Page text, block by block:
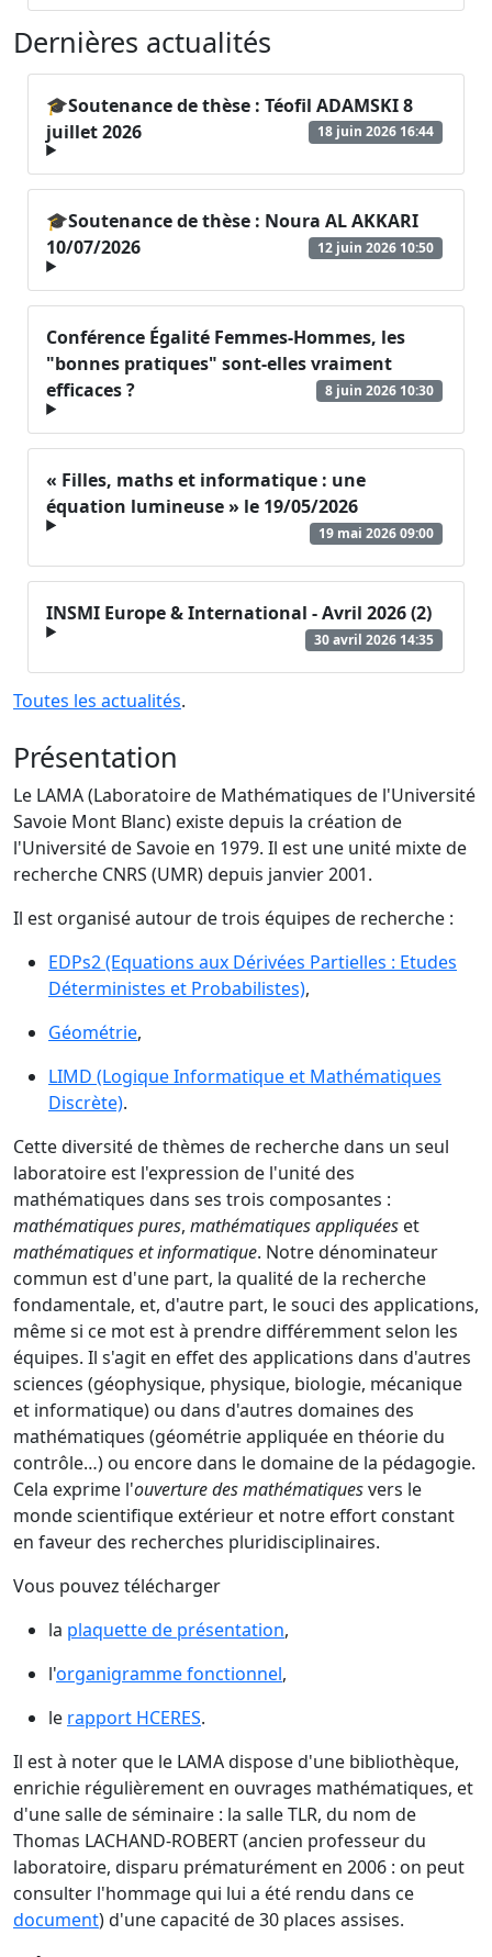
Dernières actualités
🎓Soutenance de thèse : Téofil ADAMSKI 8
juillet 2026
18 juin 2026 16:44
🎓Soutenance de thèse : Noura AL AKKARI
10/07/2026
12 juin 2026 10:50
Conférence Égalité Femmes-Hommes, les
"bonnes pratiques" sont-elles vraiment
efficaces ?
8 juin 2026 10:30
« Filles, maths et informatique : une
équation lumineuse » le 19/05/2026
19 mai 2026 09:00
INSMI Europe & International - Avril 2026 (2)
30 avril 2026 14:35
Toutes les actualités.
Présentation
Le LAMA (Laboratoire de Mathématiques de l'Université
Savoie Mont Blanc) existe depuis la création de
l'Université de Savoie en 1979. Il est une unité mixte de
recherche CNRS (UMR) depuis janvier 2001.
Il est organisé autour de trois équipes de recherche :
EDPs2 (Equations aux Dérivées Partielles : Etudes
Déterministes et Probabilistes),
Géométrie,
LIMD (Logique Informatique et Mathématiques
Discrète).
Cette diversité de thèmes de recherche dans un seul
laboratoire est l'expression de l'unité des
mathématiques dans ses trois composantes :
mathématiques pures, mathématiques appliquées et
mathématiques et informatique. Notre dénominateur
commun est d'une part, la qualité de la recherche
fondamentale, et, d'autre part, le souci des applications,
même si ce mot est à prendre différemment selon les
équipes. Il s'agit en effet des applications dans d'autres
sciences (géophysique, physique, biologie, mécanique
et informatique) ou dans d'autres domaines des
mathématiques (géométrie appliquée en théorie du
contrôle…) ou encore dans le domaine de la pédagogie.
Cela exprime l'ouverture des mathématiquesvers le
monde scientifique extérieur et notre effort constant
en faveur des recherches pluridisciplinaires.
Vous pouvez télécharger
la plaquette de présentation,
l'organigramme fonctionnel,
le rapport HCERES.
Il est à noter que le LAMA dispose d'une bibliothèque,
enrichie régulièrement en ouvrages mathématiques, et
d'une salle de séminaire : la salle TLR, du nom de
Thomas LACHAND-ROBERT (ancien professeur du
laboratoire, disparu prématurément en 2006 : on peut
consulter l'hommage qui lui a été rendu dans ce
document) d'une capacité de 30 places assises.